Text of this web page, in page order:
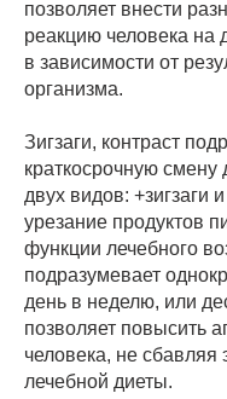
позволяет внести
реакцию человека на
в зависимости от
организма.
Зигзаги, контраст
краткосрочную
двух видов: +зигзаги
урезание продуктов
функции лечебного
подразумевает
день в неделю, или
позволяет повысить
человека, не
лечебной диеты.